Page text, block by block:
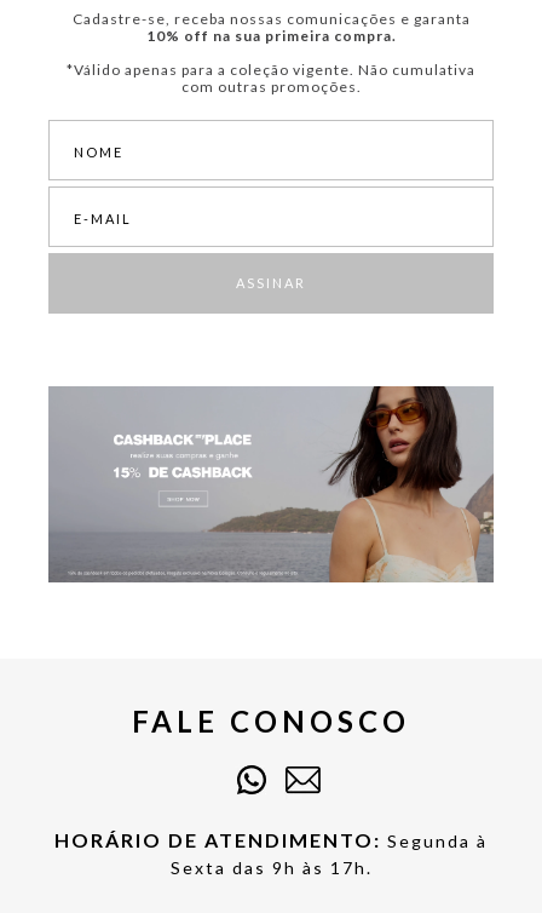
Cadastre-se, receba nossas comunicações e garanta
10% off na sua primeira compra.
*Válido apenas para a coleção vigente. Não cumulativa
com outras promoções.
ASSINAR
FALE CONOSCO
HORÁRIO DE ATENDIMENTO: Segunda à
Sexta das 9h às 17h.